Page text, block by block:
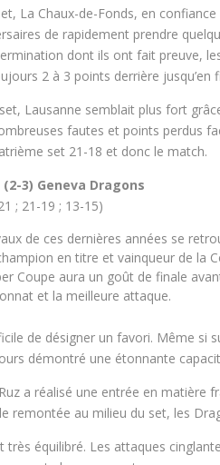
La Chaux-de-Fonds, en
de rapidement prendre
dont ils ont fait preuve,
2 à 3 points derrière jusqu’en
Lausanne semblait plus fort
fautes et points perdus
set 21-18 et donc le match.
3) Geneva Dragons
; 21-19 ; 13-15)
de ces dernières années se
en titre et vainqueur de la
Coupe aura un goût de finale
et la meilleure attaque.
de désigner un favori. Même si
démontré une étonnante
Ruz a réalisé une entrée en
remontée au milieu du set, les
très équilibré. Les attaques